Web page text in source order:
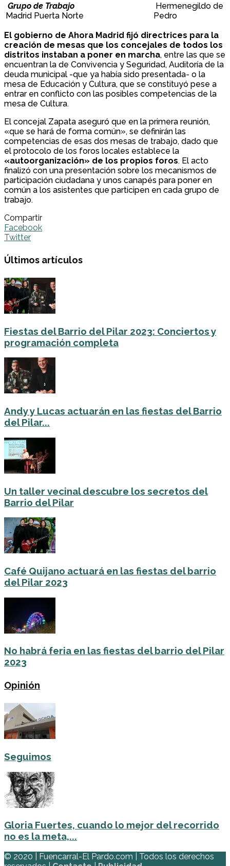
Grupo de Trabajo
Madrid Puerta Norte
Hermenegildo de
Pedro
El gobierno de Ahora Madrid fijó directrices para la
creación de mesas que los concejales de todos los
distritos instaban a poner en marcha, entre las que se
encuentran la de Convivencia y Seguridad, Auditoría de la
deuda municipal -que ya había sido presentada- o la
mesa de Educación y Cultura, que se constituyó pese a
entrar en conflicto con las posibles competencias de la
mesa de Cultura.
El concejal Zapata aseguró que en la primera reunión,
«que se hará de forma común», se definirán las
competencias de esas dos mesas de trabajo, dado que
el protocolo de los foros locales establece la
«autoorganización» de los propios foros. El acto
finalizó con una presentación sobre los mecanismos de
participación ciudadana y unos canapés para poner en
común a los asistentes que participen en cada grupo de
trabajo.
Compartir
Facebook
Twitter
Últimos artículos
Fiestas del Barrio del Pilar 2023: Conciertos y
programación completa
Andy y Lucas actuarán en las fiestas del Barrio
del Pilar...
Un taller vecinal descubre los secretos del
Barrio del Pilar
Café Quijano actuará en las fiestas del barrio
del Pilar 2023
No habrá feria en las fiestas del barrio del Pilar
2023
Opinión
Seguimos
Gloria Fuertes, cuando lo mejor del recorrido
no es la meta,...
© 2020 | Fuencarral-El Pardo.com | Todos los derechos